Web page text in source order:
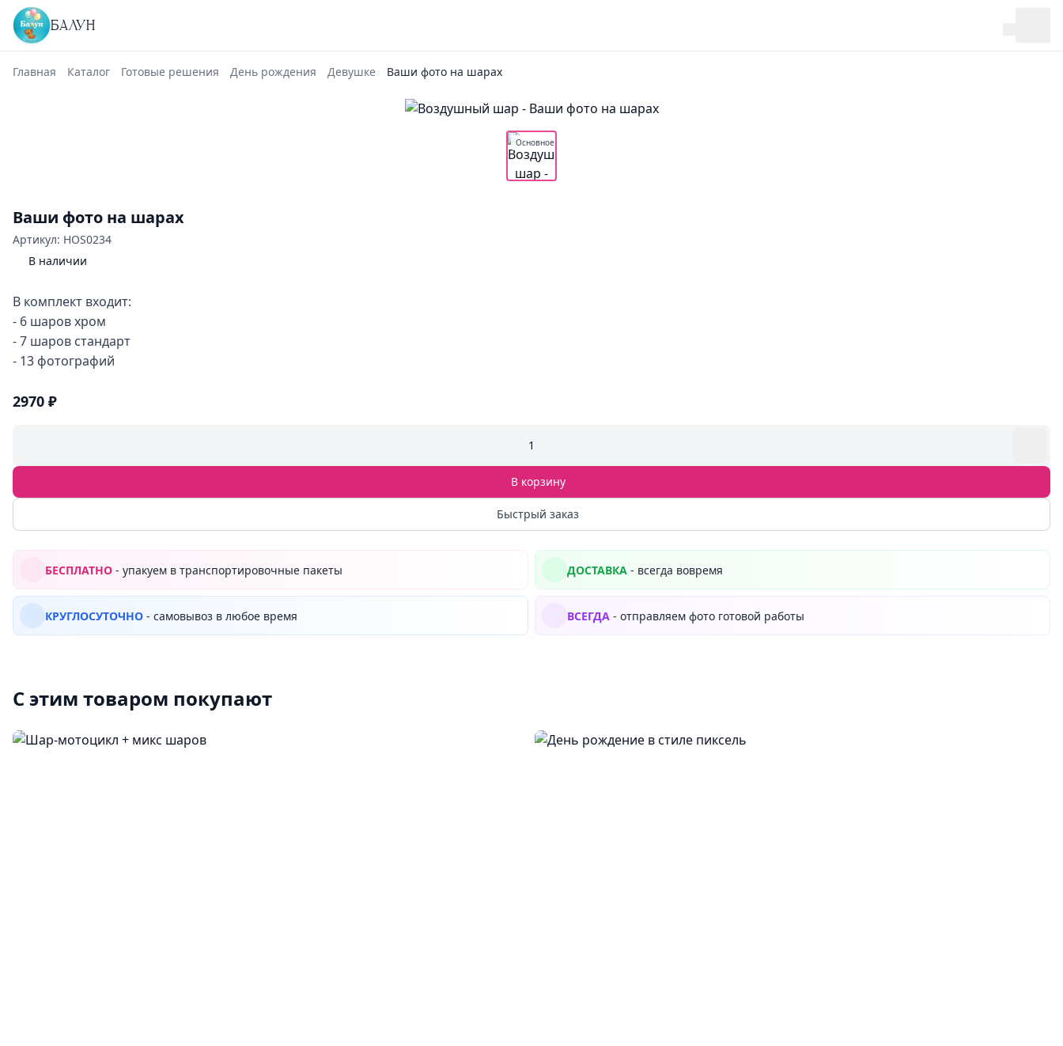
БАЛУН
Главная Каталог Готовые решения День рождения Девушке Ваши фото на шарах
Основное
Ваши фото на шарах
Артикул: HOS0234
В наличии
В комплект входит:
- 6 шаров хром
- 7 шаров стандарт
- 13 фотографий
2970 ₽
1
В корзину
Быстрый заказ
БЕСПЛАТНО - упакуем в транспортировочные пакеты ДОСТАВКА - всегда вовремя
КРУГЛОСУТОЧНО - самовывоз в любое время ВСЕГДА - отправляем фото готовой работы
С этим товаром покупают